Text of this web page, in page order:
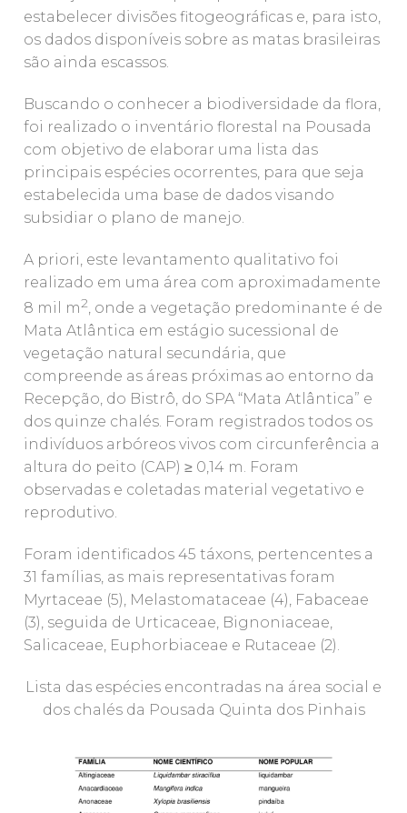
estabelecer divisões fitogeográficas e, para isto,
os dados disponíveis sobre as matas brasileiras
são ainda escassos.
Buscando o conhecer a biodiversidade da flora,
foi realizado o inventário florestal na Pousada
com objetivo de elaborar uma lista das
principais espécies ocorrentes, para que seja
estabelecida uma base de dados visando
subsidiar o plano de manejo.
A priori, este levantamento qualitativo foi
realizado em uma área com aproximadamente
8 mil m2, onde a vegetação predominante é de
Mata Atlântica em estágio sucessional de
vegetação natural secundária, que
compreende as áreas próximas ao entorno da
Recepção, do Bistrô, do SPA “Mata Atlântica” e
dos quinze chalés. Foram registrados todos os
indivíduos arbóreos vivos com circunferência a
altura do peito (CAP) ≥ 0,14 m. Foram
observadas e coletadas material vegetativo e
reprodutivo.
Foram identificados 45 táxons, pertencentes a
31 famílias, as mais representativas foram
Myrtaceae (5), Melastomataceae (4), Fabaceae
(3), seguida de Urticaceae, Bignoniaceae,
Salicaceae, Euphorbiaceae e Rutaceae (2).
Lista das espécies encontradas na área social e
dos chalés da Pousada Quinta dos Pinhais